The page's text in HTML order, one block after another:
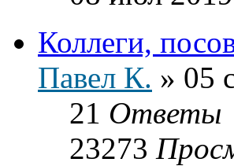
Коллеги,
Павел К. » 05
21 Ответы
23273